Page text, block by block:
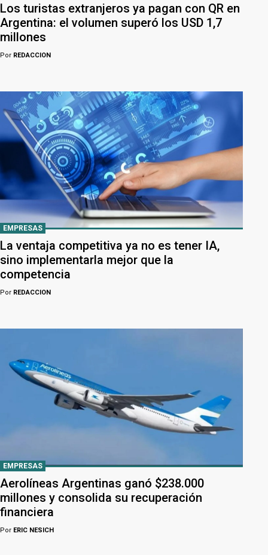
Los turistas extranjeros ya pagan con QR en
Argentina: el volumen superó los USD 1,7
millones
Por REDACCION
EMPRESAS
La ventaja competitiva ya no es tener IA,
sino implementarla mejor que la
competencia
Por REDACCION
EMPRESAS
Aerolíneas Argentinas ganó $238.000
millones y consolida su recuperación
financiera
Por ERIC NESICH